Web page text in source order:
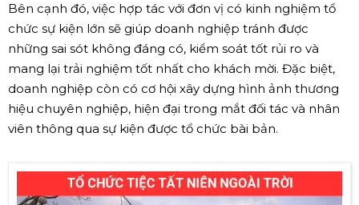
Bên cạnh đó, việc hợp tác với đơn vị có kinh nghiệm tổ
chức sự kiện lớn sẽ giúp doanh nghiệp tránh được
những sai sót không đáng có, kiểm soát tốt rủi ro và
mang lại trải nghiệm tốt nhất cho khách mời. Đặc biệt,
doanh nghiệp còn có cơ hội xây dựng hình ảnh thương
hiệu chuyên nghiệp, hiện đại trong mắt đối tác và nhân
viên thông qua sự kiện được tổ chức bài bản.